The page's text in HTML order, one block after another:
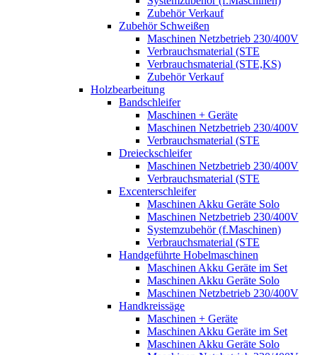
Zubehör Verkauf
Zubehör Schweißen
Maschinen Netzbetrieb 230/400V
Verbrauchsmaterial (STE
Verbrauchsmaterial (STE,KS)
Zubehör Verkauf
Holzbearbeitung
Bandschleifer
Maschinen + Geräte
Maschinen Netzbetrieb 230/400V
Verbrauchsmaterial (STE
Dreieckschleifer
Maschinen Netzbetrieb 230/400V
Verbrauchsmaterial (STE
Excenterschleifer
Maschinen Akku Geräte Solo
Maschinen Netzbetrieb 230/400V
Systemzubehör (f.Maschinen)
Verbrauchsmaterial (STE
Handgeführte Hobelmaschinen
Maschinen Akku Geräte im Set
Maschinen Akku Geräte Solo
Maschinen Netzbetrieb 230/400V
Handkreissäge
Maschinen + Geräte
Maschinen Akku Geräte im Set
Maschinen Akku Geräte Solo